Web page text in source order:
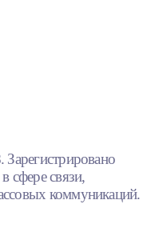
сфере связи,
коммуникаций.